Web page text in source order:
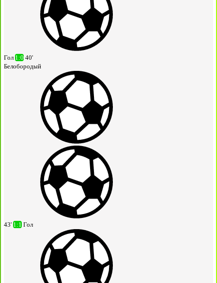
Гол 1:0 40'
Белобородый
43' 1:1 Гол